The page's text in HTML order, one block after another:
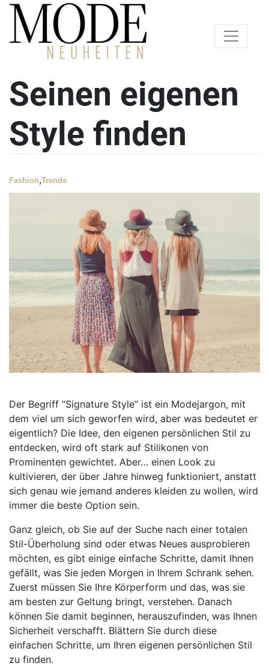
Seinen eigenen
Style finden
Fashion,Trends
Der Begriff “Signature Style” ist ein Modejargon, mit
dem viel um sich geworfen wird, aber was bedeutet er
eigentlich? Die Idee, den eigenen persönlichen Stil zu
entdecken, wird oft stark auf Stilikonen von
Prominenten gewichtet. Aber… einen Look zu
kultivieren, der über Jahre hinweg funktioniert, anstatt
sich genau wie jemand anderes kleiden zu wollen, wird
immer die beste Option sein.
Ganz gleich, ob Sie auf der Suche nach einer totalen
Stil-Überholung sind oder etwas Neues ausprobieren
möchten, es gibt einige einfache Schritte, damit Ihnen
gefällt, was Sie jeden Morgen in Ihrem Schrank sehen.
Zuerst müssen Sie Ihre Körperform und das, was sie
am besten zur Geltung bringt, verstehen. Danach
können Sie damit beginnen, herauszufinden, was Ihnen
Sicherheit verschafft. Blättern Sie durch diese
einfachen Schritte, um Ihren eigenen persönlichen Stil
zu finden.